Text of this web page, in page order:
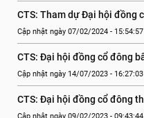
CTS: Tham dự Đại hội đồng
Cập nhật ngày 07/02/2024 - 15:54:57
CTS: Đại hội đồng cổ đông
Cập nhật ngày 14/07/2023 - 16:27:03
CTS: Đại hội đồng cổ đông